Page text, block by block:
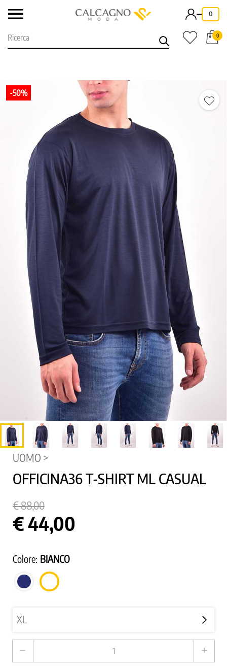
- 0
0
-50%
UOMO >
OFFICINA36 T-SHIRT ML CASUAL
€ 88,00
€ 44,00
Colore: BIANCO
BLU
SCURO
BIANCO
remove add